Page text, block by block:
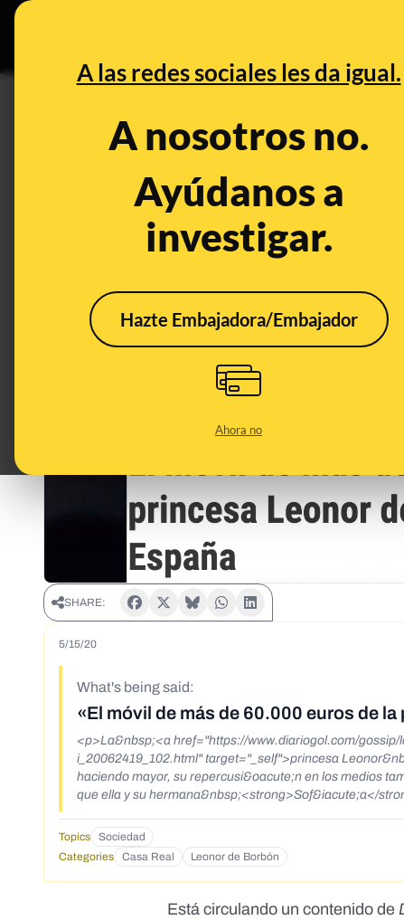
A las redes sociales les da igual.
A nosotros no.
Ayúdanos a
investigar.
Hazte Embajadora/Embajador
Ahora no
No, la princesa Leonor no
un titular falso de DiarioGol
May 15, 2020, 8:24:00 AM
SHARE:
5/15/20
What's being said:
«El móvil de más de 60.000 euros de
<p>La&nbsp;<a href="https://www.diariogol.com/
i_20062419_102.html" target="_self">princesa
haciendo mayor, su repercusi&oacute;n en los medios
que ella y su hermana&nbsp;<strong>Sof&iacute;a</
de&nbsp;<strong>Espa&ntilde;a</strong>&nbsp;ya empieza a asomar la cabeza.</p>
movil-de-mas-de-60-000-euros-de-la-princesa-leonor-
de-la-princesa-leonor-del-que-habla-media-
Topics Sociedad
Categories
Casa Real Leonor de Borbón
Está circulando un contenido de